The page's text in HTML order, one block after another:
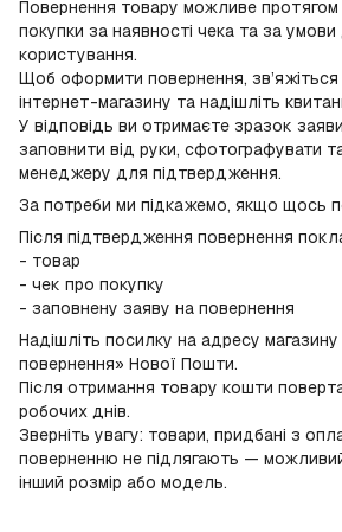
Повернення товару можливе протягом
покупки за наявності чека та за
користування.
Щоб оформити повернення,
інтернет-магазину та надішліть
У відповідь ви отримаєте зразок
заповнити від руки, сфотографувати
менеджеру для підтвердження.
За потреби ми підкажемо, якщо щось
Після підтвердження повернення
- товар
- чек про покупку
- заповнену заяву на повернення
Надішліть посилку на адресу магазину
повернення» Нової Пошти.
Після отримання товару кошти
робочих днів.
Зверніть увагу: товари, придбані з
поверненню не підлягають —
інший розмір або модель.